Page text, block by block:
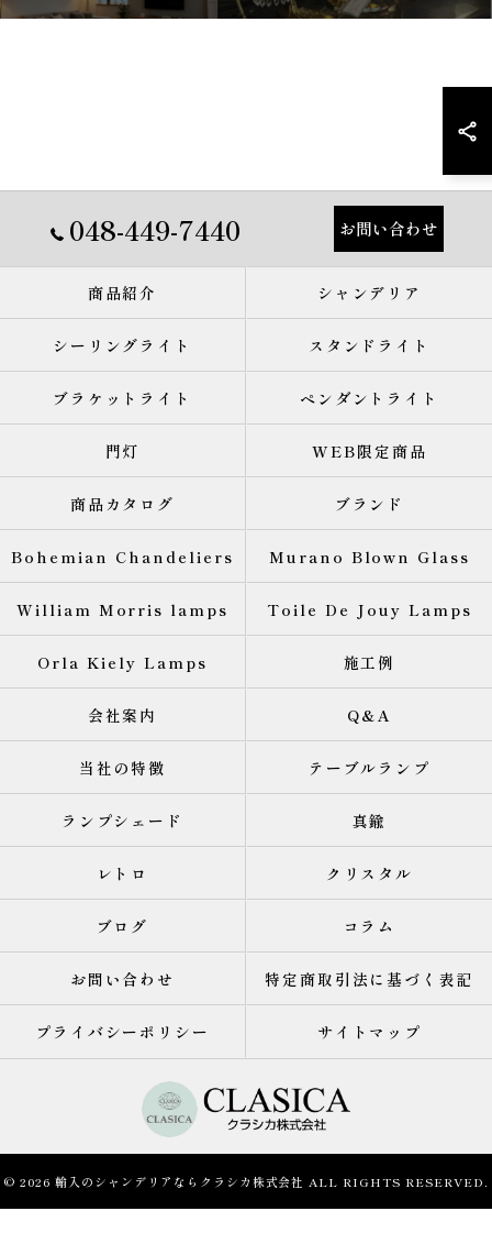
048-449-7440 お問い合わせ
商品紹介 シャンデリア
シーリングライト スタンドライト
ブラケットライト ペンダントライト
門灯 WEB限定商品
商品カタログ ブランド
Bohemian Chandeliers Murano Blown Glass
William Morris lamps Toile De Jouy Lamps
Orla Kiely Lamps 施工例
会社案内 Q&A
当社の特徴 テーブルランプ
ランプシェード 真鍮
レトロ クリスタル
ブログ コラム
お問い合わせ 特定商取引法に基づく表記
プライバシーポリシー サイトマップ
© 2026 輸入のシャンデリアならクラシカ株式会社 ALL RIGHTS RESERVED.